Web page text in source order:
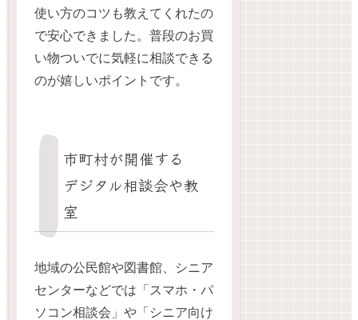
使い方のコツも教えてくれたの
で安心できました。普段のお買
い物ついでに気軽に相談できる
のが嬉しいポイントです。
市町村が開催する
デジタル相談会や教
室
地域の公民館や図書館、シニア
センターなどでは「スマホ・パ
ソコン相談会」や「シニア向け